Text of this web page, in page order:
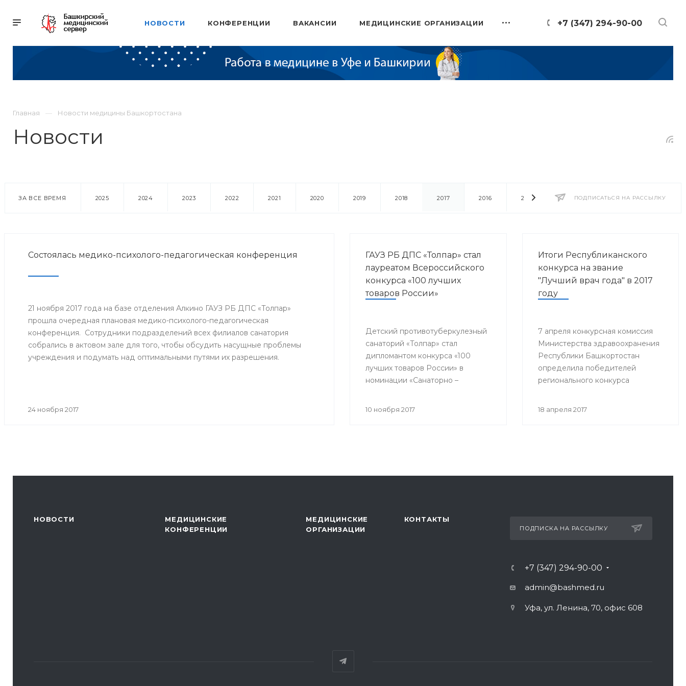
+7 (347) 294-90-00
НОВОСТИ КОНФЕРЕНЦИИ ВАКАНСИИ МЕДИЦИНСКИЕ ОРГАНИЗАЦИИ
Главная Новости медицины Башкортостана
Новости
ПОДПИСАТЬСЯ НА РАССЫЛКУ
ЗА ВСЕ ВРЕМЯ 2025 2024 2023 2022 2021 2020 2019 2018 2017 2016 2014 2013 2012 2011
Состоялась медико-психолого-педагогическая конференция
21 ноября 2017 года на базе отделения Алкино ГАУЗ РБ ДПС «Толпар»
прошла очередная плановая медико-психолого-педагогическая
конференция. Сотрудники подразделений всех филиалов санатория
собрались в актовом зале для того, чтобы обсудить насущные проблемы
учреждения и подумать над оптимальными путями их разрешения.
24 ноября 2017
ГАУЗ РБ ДПС «Толпар» стал
лауреатом Всероссийского
конкурса «100 лучших
товаров России»
Детский противотуберкулезный
санаторий «Толпар» стал
дипломантом конкурса «100
лучших товаров России» в
номинации «Санаторно –
10 ноября 2017
Итоги Республиканского
конкурса на звание
"Лучший врач года" в 2017
году
7 апреля конкурсная комиссия
Министерства здравоохранения
Республики Башкортостан
определила победителей
регионального конкурса
18 апреля 2017
НОВОСТИ
МЕДИЦИНСКИЕ
КОНФЕРЕНЦИИ
МЕДИЦИНСКИЕ
ОРГАНИЗАЦИИ
КОНТАКТЫ
ПОДПИСКА НА РАССЫЛКУ
+7 (347) 294-90-00
admin@bashmed.ru
Уфа, ул. Ленина, 70, офис 608